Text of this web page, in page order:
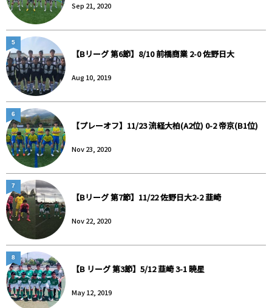
Sep 21, 2020
【Bリーグ 第6節】8/10 前橋商業 2-0 佐野日大
Aug 10, 2019
5
【プレーオフ】11/23 流経大柏(A2位) 0-2 帝京(B1位)
Nov 23, 2020
6
【Bリーグ 第7節】11/22 佐野日大2-2 韮崎
Nov 22, 2020
7
【B リーグ 第3節】5/12 韮崎 3-1 暁星
May 12, 2019
8